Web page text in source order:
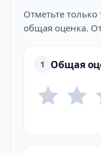
Отметьте
общая оценка.
1 Общая